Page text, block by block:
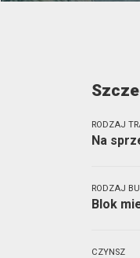
RODZAJ
Na
RODZAJ
Blok
CZYNSZ